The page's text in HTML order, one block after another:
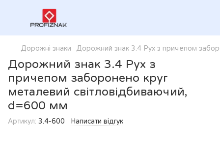
Дорожні знаки Дорожний знак 3.4 Рух з причепом
Дорожний знак 3.4 Рух з
причепом заборонено круг
металевий світловідбиваючий,
d=600 мм
Артикул: 3.4-600 Написати відгук